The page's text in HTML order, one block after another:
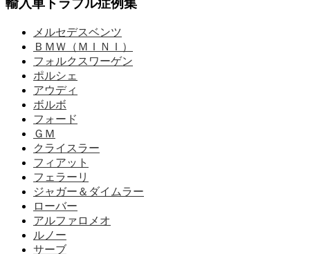
輸入車トラブル症例集
メルセデスベンツ
ＢＭＷ（ＭＩＮＩ）
フォルクスワーゲン
ポルシェ
アウディ
ボルボ
フォード
ＧＭ
クライスラー
フィアット
フェラーリ
ジャガー＆ダイムラー
ローバー
アルファロメオ
ルノー
サーブ